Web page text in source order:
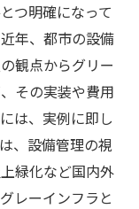
つ明確になって
年、都市の設備
観点からグリー
その実装や費用
は、実例に即し
、設備管理の視
緑化など国内外
レーインフラと